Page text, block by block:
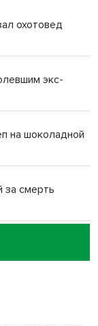
охотовед
экс-
на шоколадной
за смерть
селе лошади